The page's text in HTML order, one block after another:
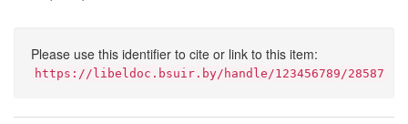
Please use this identifier to cite or link to this item:
https://libeldoc.bsuir.by/handle/123456789/28587